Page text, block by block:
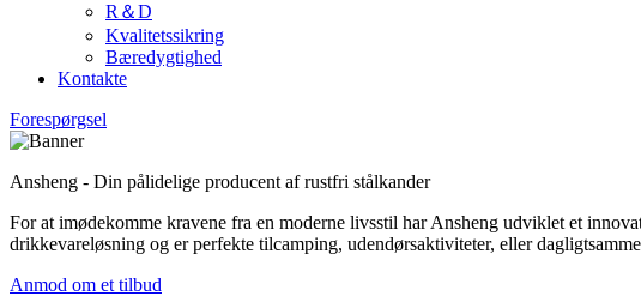
R＆D
Kvalitetssikring
Bæredygtighed
Kontakte
Forespørgsel
Ansheng - Din pålidelige producent af rustfri stålkander
For at imødekomme kravene fra en moderne livsstil har Ansheng udviklet et
drikkevareløsning og er perfekte tilcamping, udendørsaktiviteter, eller dagligt
Anmod om et tilbud